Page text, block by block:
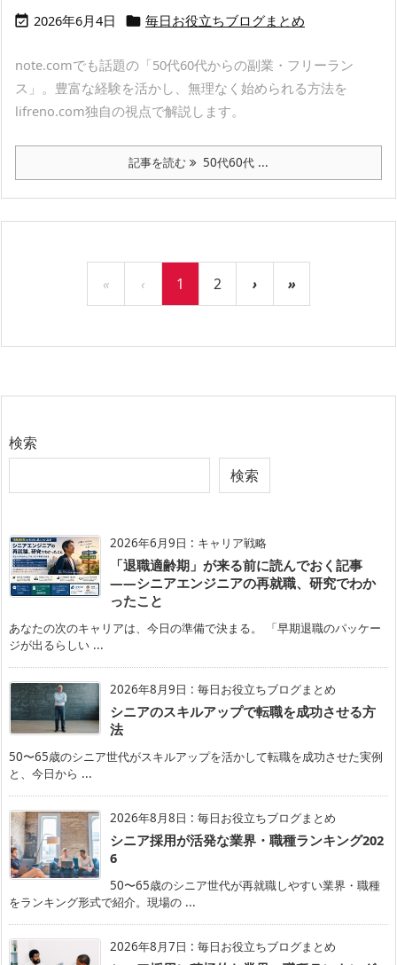
 2026年6月4日  毎日お役立ちブログまとめ
note.comでも話題の「50代60代からの副業・フリーラン
ス」。豊富な経験を活かし、無理なく始められる方法を
lifreno.com独自の視点で解説します。
記事を読む 50代60代 ...
« ‹ 1 2 › »
検索
検索
2026年6月9日 : キャリア戦略
「退職適齢期」が来る前に読んでおく記事
——シニアエンジニアの再就職、研究でわか
ったこと
あなたの次のキャリアは、今日の準備で決まる。 「早期退職のパッケー
ジが出るらしい ...
2026年8月9日 : 毎日お役立ちブログまとめ
シニアのスキルアップで転職を成功させる方
法
50〜65歳のシニア世代がスキルアップを活かして転職を成功させた実例
と、今日から ...
2026年8月8日 : 毎日お役立ちブログまとめ
シニア採用が活発な業界・職種ランキング202
6
50〜65歳のシニア世代が再就職しやすい業界・職種
をランキング形式で紹介。現場の ...
2026年8月7日 : 毎日お役立ちブログまとめ